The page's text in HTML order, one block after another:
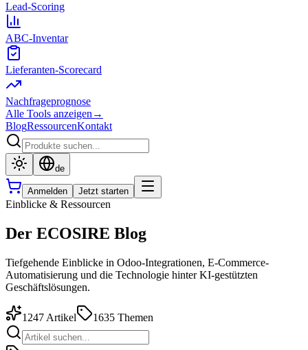
Lead-Scoring
ABC-Inventar
Lieferanten-Scorecard
Nachfrageprognose
Alle Tools anzeigen →
BlogRessourcenKontakt
de
Anmelden Jetzt starten
Einblicke & Ressourcen
Der ECOSIRE Blog
Tiefgehende Einblicke in Odoo-Integrationen, E-Commerce-
Automatisierung und die Technologie hinter KI-gestützten
Geschäftslösungen.
1247 Artikel 1635 Themen